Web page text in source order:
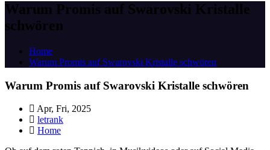
Warum Promis auf Swarovski Kristalle
schwören
Home
Warum Promis auf Swarovski Kristalle schwören
Warum Promis auf Swarovski Kristalle schwören
Apr, Fri, 2025
letrank
Home